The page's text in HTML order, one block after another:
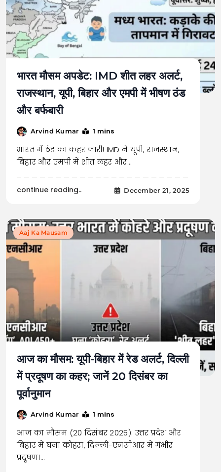
भारत मौसम अपडेट: IMD शीत लहर अलर्ट,
राजस्थान, यूपी, बिहार और एमपी में भीषण ठंड
और बर्फबारी
Arvind Kumar 1 mins
भारत में ठंड का कहर जारी! IMD ने यूपी, राजस्थान,
बिहार और एमपी में शीत लहर और…
continue reading.. December 21, 2025
Aaj Ka Mausam
आज का मौसम: यूपी-बिहार में रेड अलर्ट, दिल्ली
में प्रदूषण का कहर; जानें 20 दिसंबर का
पूर्वानुमान
Arvind Kumar 1 mins
आज का मौसम (20 दिसंबर 2025): उत्तर प्रदेश और
बिहार में घना कोहरा, दिल्ली-एनसीआर में गंभीर
प्रदूषण।…